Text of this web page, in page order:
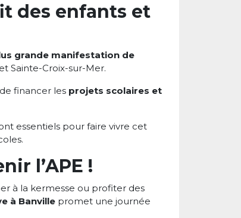
des enfants et
grande manifestation de
Sainte-Croix-sur-Mer.
financer les projets scolaires et
essentiels pour faire vivre cet
l’APE !
à la kermesse ou profiter des
à Banville promet une journée